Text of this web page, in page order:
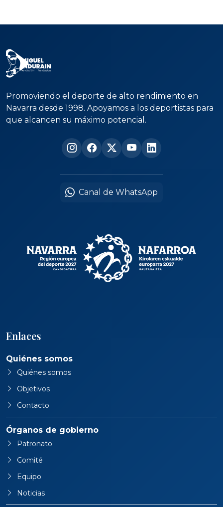
Promoviendo el deporte de alto rendimiento en
Navarra desde 1998. Apoyamos a los deportistas para
que alcancen su máximo potencial.
Canal de WhatsApp
Enlaces
Quiénes somos
Quiénes somos
Objetivos
Contacto
Órganos de gobierno
Patronato
Comité
Equipo
Noticias